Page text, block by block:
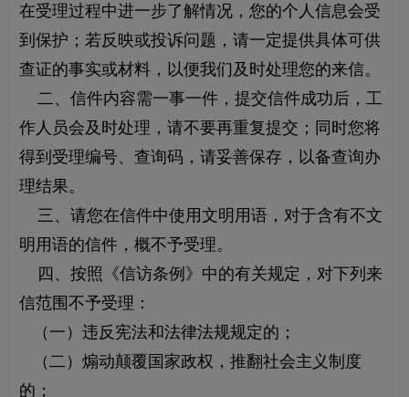
在受理过程中进一步了解情况，您的个人信息会受
到保护；若反映或投诉问题，请一定提供具体可供
查证的事实或材料，以便我们及时处理您的来信。
二、信件内容需一事一件，提交信件成功后，工
作人员会及时处理，请不要再重复提交；同时您将
得到受理编号、查询码，请妥善保存，以备查询办
理结果。
三、请您在信件中使用文明用语，对于含有不文
明用语的信件，概不予受理。
四、按照《信访条例》中的有关规定，对下列来
信范围不予受理：
（一）违反宪法和法律法规规定的；
（二）煽动颠覆国家政权，推翻社会主义制度
的；